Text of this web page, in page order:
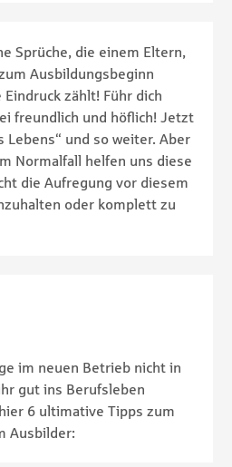
Sprüche, die einem Eltern,
Ausbildungsbeginn
zählt! Führ dich
freundlich und höflich! Jetzt
Lebens“ und so weiter. Aber
Normalfall helfen uns diese
die Aufregung vor diesem
oder komplett zu
im neuen Betrieb nicht in
gut ins Berufsleben
6 ultimative Tipps zum
Ausbilder: